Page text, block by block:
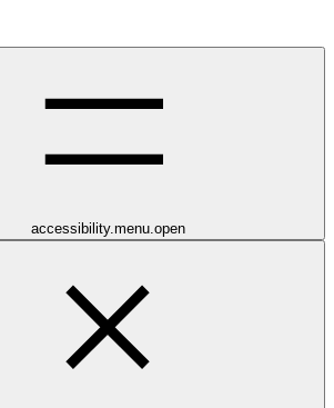
accessibility.menu.open